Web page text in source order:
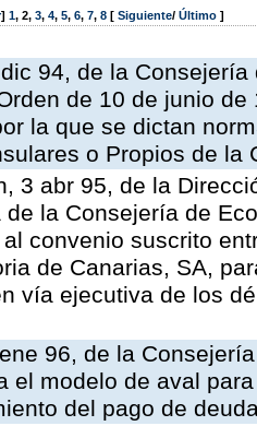
] 1, 2, 3, 4, 5, 6, 7, 8 [ Siguiente/ Último ]
94, de la
de 10 de junio
la que se dictan
o Propios de la
3 abr 95, de la
de la Consejería de
convenio suscrito
de Canarias, SA,
vía ejecutiva de los
96, de la
el modelo de aval
del pago de